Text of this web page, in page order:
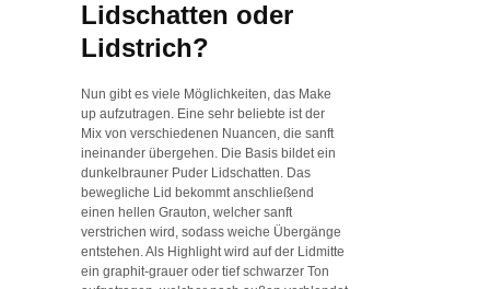
Lidschatten oder
Lidstrich?
Nun gibt es viele Möglichkeiten, das Make
up aufzutragen. Eine sehr beliebte ist der
Mix von verschiedenen Nuancen, die sanft
ineinander übergehen. Die Basis bildet ein
dunkelbrauner Puder Lidschatten. Das
bewegliche Lid bekommt anschließend
einen hellen Grauton, welcher sanft
verstrichen wird, sodass weiche Übergänge
entstehen. Als Highlight wird auf der Lidmitte
ein graphit-grauer oder tief schwarzer Ton